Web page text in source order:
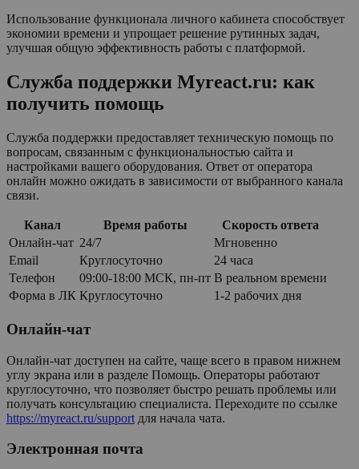
Использование функционала личного кабинета способствует
экономии времени и упрощает решение рутинных задач,
улучшая общую эффективность работы с платформой.
Служба поддержки Myreact.ru: как
получить помощь
Служба поддержки предоставляет техническую помощь по
вопросам, связанным с функциональностью сайта и
настройками вашего оборудования. Ответ от оператора
онлайн можно ожидать в зависимости от выбранного канала
связи.
Канал Время работы
Скорость ответа
Онлайн-чат 24/7
Мгновенно
Email
Круглосуточно
24 часа
Телефон
09:00-18:00 МСК, пн-пт В реальном времени
Форма в ЛК Круглосуточно 1-2 рабочих дня
Онлайн-чат
Онлайн-чат доступен на сайте, чаще всего в правом нижнем
углу экрана или в разделе Помощь. Операторы работают
круглосуточно, что позволяет быстро решать проблемы или
получать консультацию специалиста. Переходите по ссылке
https://myreact.ru/support для начала чата.
Электронная почта